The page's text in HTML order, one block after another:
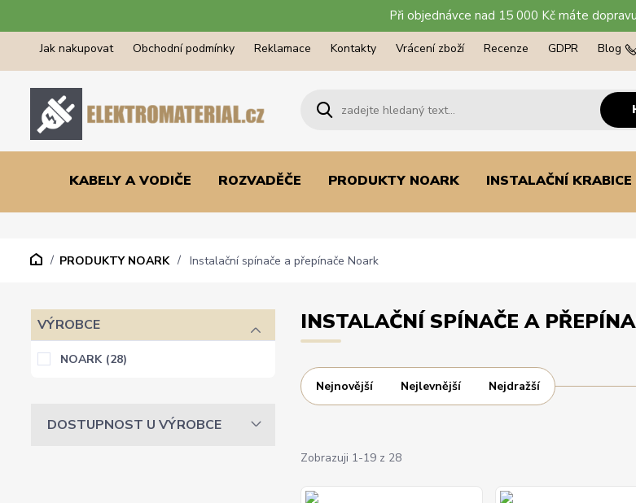
Při objednávce nad 15 000 Kč máte
Jak nakupovat Obchodní podmínky Reklamace Kontakty Vrácení zboží Recenze GDPR Blog
KABELY A VODIČE ROZVADĚČE PRODUKTY NOARK INSTALAČNÍ KRABICE
PRODUKTY NOARK Instalační spínače a přepínače Noark
INSTALAČNÍ SPÍNAČE A
Nejnovější Nejlevnější Nejdražší
Zobrazuji 1-19 z 28
VÝROBCE
NOARK (28)
DOSTUPNOST U VÝROBCE